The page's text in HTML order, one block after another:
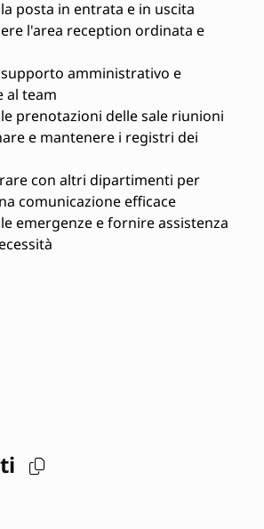
posta in entrata e in uscita
l'area reception ordinata e
amministrativo e
al team
prenotazioni delle sale riunioni
e mantenere i registri dei
con altri dipartimenti per
comunicazione efficace
emergenze e fornire assistenza